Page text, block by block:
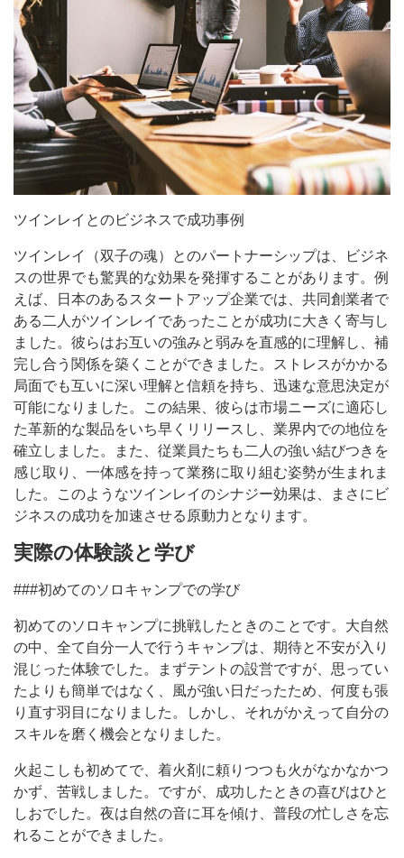
ツインレイとのビジネスで成功事例
ツインレイ（双子の魂）とのパートナーシップは、ビジネ
スの世界でも驚異的な効果を発揮することがあります。例
えば、日本のあるスタートアップ企業では、共同創業者で
ある二人がツインレイであったことが成功に大きく寄与し
ました。彼らはお互いの強みと弱みを直感的に理解し、補
完し合う関係を築くことができました。ストレスがかかる
局面でも互いに深い理解と信頼を持ち、迅速な意思決定が
可能になりました。この結果、彼らは市場ニーズに適応し
た革新的な製品をいち早くリリースし、業界内での地位を
確立しました。また、従業員たちも二人の強い結びつきを
感じ取り、一体感を持って業務に取り組む姿勢が生まれま
した。このようなツインレイのシナジー効果は、まさにビ
ジネスの成功を加速させる原動力となります。
実際の体験談と学び
###初めてのソロキャンプでの学び
初めてのソロキャンプに挑戦したときのことです。大自然
の中、全て自分一人で行うキャンプは、期待と不安が入り
混じった体験でした。まずテントの設営ですが、思ってい
たよりも簡単ではなく、風が強い日だったため、何度も張
り直す羽目になりました。しかし、それがかえって自分の
スキルを磨く機会となりました。
火起こしも初めてで、着火剤に頼りつつも火がなかなかつ
かず、苦戦しました。ですが、成功したときの喜びはひと
しおでした。夜は自然の音に耳を傾け、普段の忙しさを忘
れることができました。